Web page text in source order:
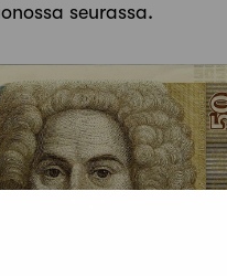
seurassa.